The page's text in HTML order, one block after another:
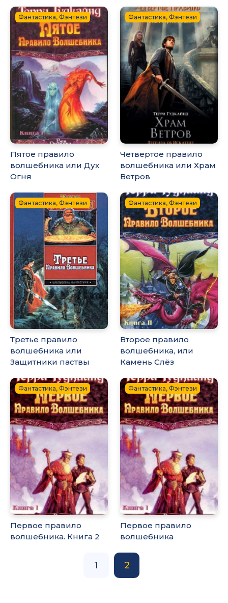
Фантастика, Фэнтези
Пятое правило
волшебника или Дух
Огня
Фантастика, Фэнтези
Четвертое правило
волшебника или Храм
Ветров
Фантастика, Фэнтези
Третье правило
волшебника или
Защитники паствы
Фантастика, Фэнтези
Второе правило
волшебника, или
Камень Слёз
Фантастика, Фэнтези
Первое правило
волшебника. Книга 2
Фантастика, Фэнтези
Первое правило
волшебника
1 2